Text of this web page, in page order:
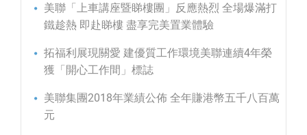
美聯「上車講座暨睇樓團」反應熱烈 全場爆滿打
鐵趁熱 即赴睇樓 盡享完美置業體驗
拓福利展現關愛 建優質工作環境美聯連續4年榮
獲「開心工作間」標誌
美聯集團2018年業績公佈 全年賺港幣五千八百萬
元